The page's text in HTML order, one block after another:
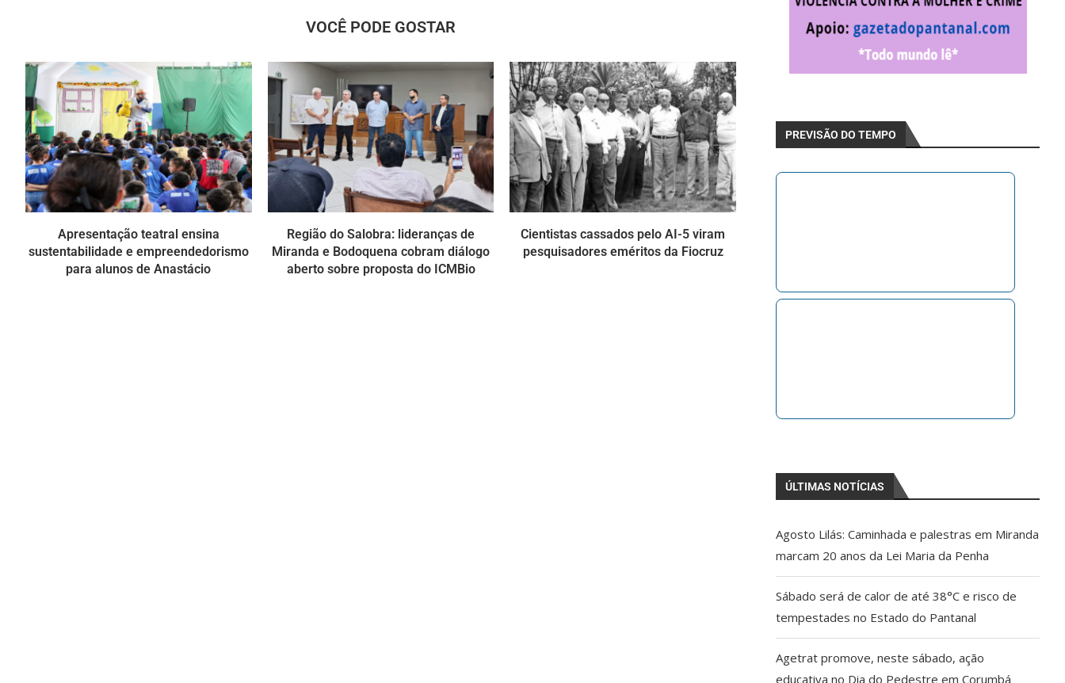
VOCÊ PODE GOSTAR
Apresentação teatral ensina
sustentabilidade e empreendedorismo
para alunos de Anastácio
Região do Salobra: lideranças de
Miranda e Bodoquena cobram diálogo
aberto sobre proposta do ICMBio
Cientistas cassados pelo AI-5 viram
pesquisadores eméritos da Fiocruz
PREVISÃO DO TEMPO
ÚLTIMAS NOTÍCIAS
Agosto Lilás: Caminhada e palestras em Miranda
marcam 20 anos da Lei Maria da Penha
Sábado será de calor de até 38°C e risco de
tempestades no Estado do Pantanal
Agetrat promove, neste sábado, ação
educativa no Dia do Pedestre em Corumbá